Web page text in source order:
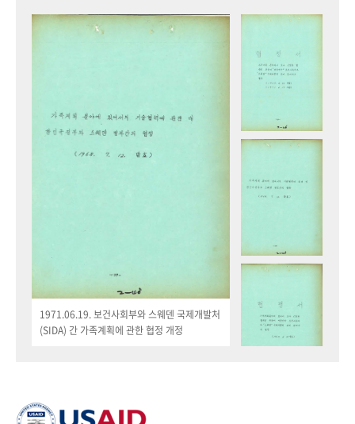
1971.06.19. 보건사회부와 스웨덴 국제개발처
(SIDA) 간 가족계획에 관한 협정 개정